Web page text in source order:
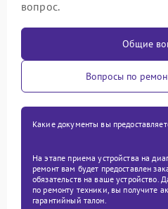
вопрос.
Общие
Вопросы по
Какие документы вы
На этапе приема устройства на
ремонт вам будет предоставлен
обязательств на ваше устройство.
по ремонту техники, вы получите
гарантийный талон.